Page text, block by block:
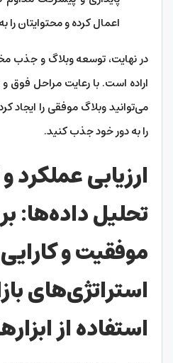
اعمال کرده و محتوایتان را
در نهایت، توسعه وبلاگ و جذب
اراده است. با رعایت مراحل فوق
می‌توانید وبلاگ موفقی را ایجاد
را به دور خود جذب کنید.
ارزیابی عملکرد
تحلیل داده‌ها:
موفقیت و
استراتژی‌های
استفاده از